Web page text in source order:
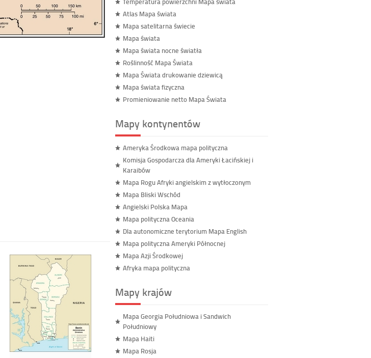
Atlas Mapa świata
Mapa satelitarna świecie
Mapa świata
Mapa świata nocne światła
Roślinność Mapa Świata
Mapa Świata drukowanie dziewicą
Mapa świata fizyczna
Promieniowanie netto Mapa Świata
Mapy kontynentów
Ameryka Środkowa mapa polityczna
Komisja Gospodarcza dla Ameryki Łacińskiej i
Karaibów
Mapa Rogu Afryki angielskim z wytłoczonym
Mapa Bliski Wschód
Angielski Polska Mapa
Mapa polityczna Oceania
Dla autonomiczne terytorium Mapa English
Mapa polityczna Ameryki Północnej
Mapa Azji Środkowej
Afryka mapa polityczna
Mapy krajów
Mapa Georgia Południowa i Sandwich
Południowy
Mapa Haiti
Mapa Rosja